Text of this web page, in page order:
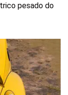
pesado do